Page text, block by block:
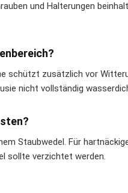
und Halterungen
schützt zusätzlich vor
nicht vollständig
Staubwedel. Für
sollte verzichtet werden.